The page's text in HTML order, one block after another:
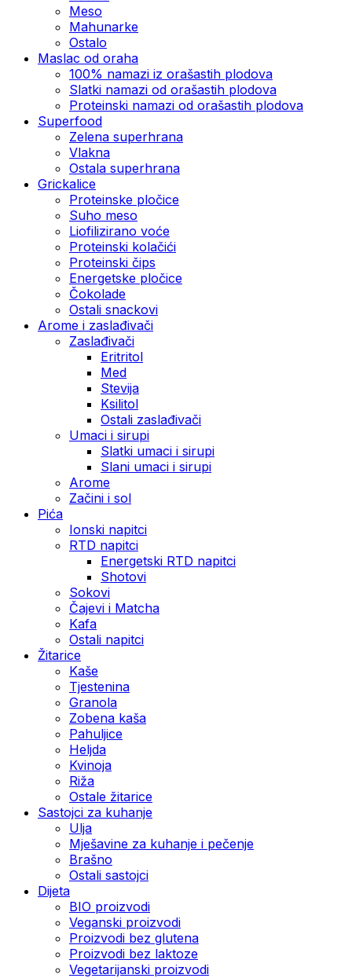
Meso
Mahunarke
Ostalo
Maslac od oraha
100% namazi iz orašastih plodova
Slatki namazi od orašastih plodova
Proteinski namazi od orašastih plodova
Superfood
Zelena superhrana
Vlakna
Ostala superhrana
Grickalice
Proteinske pločice
Suho meso
Liofilizirano voće
Proteinski kolačići
Proteinski čips
Energetske pločice
Čokolade
Ostali snackovi
Arome i zaslađivači
Zaslađivači
Eritritol
Med
Stevija
Ksilitol
Ostali zaslađivači
Umaci i sirupi
Slatki umaci i sirupi
Slani umaci i sirupi
Arome
Začini i sol
Pića
Ionski napitci
RTD napitci
Energetski RTD napitci
Shotovi
Sokovi
Čajevi i Matcha
Kafa
Ostali napitci
Žitarice
Kaše
Tjestenina
Granola
Zobena kaša
Pahuljice
Heljda
Kvinoja
Riža
Ostale žitarice
Sastojci za kuhanje
Ulja
Mješavine za kuhanje i pečenje
Brašno
Ostali sastojci
Dijeta
BIO proizvodi
Veganski proizvodi
Proizvodi bez glutena
Proizvodi bez laktoze
Vegetarijanski proizvodi